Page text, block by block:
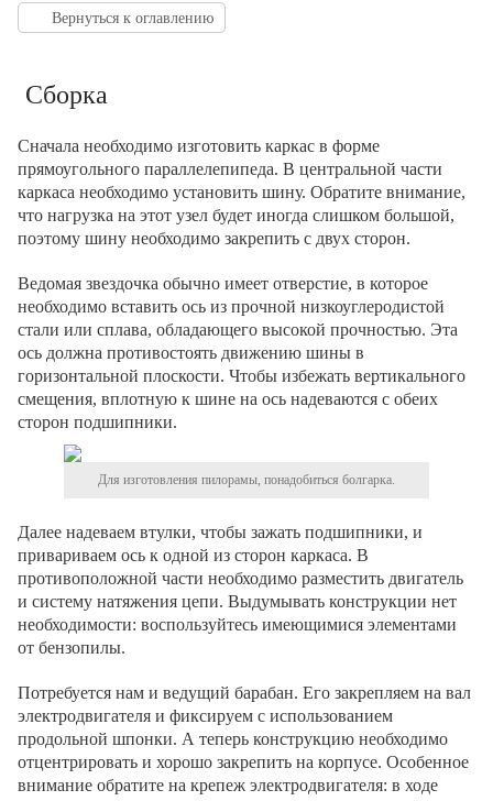
Вернуться к оглавлению
Сборка
Сначала необходимо изготовить каркас в форме
прямоугольного параллелепипеда. В центральной части
каркаса необходимо установить шину. Обратите внимание,
что нагрузка на этот узел будет иногда слишком большой,
поэтому шину необходимо закрепить с двух сторон.
Ведомая звездочка обычно имеет отверстие, в которое
необходимо вставить ось из прочной низкоуглеродистой
стали или сплава, обладающего высокой прочностью. Эта
ось должна противостоять движению шины в
горизонтальной плоскости. Чтобы избежать вертикального
смещения, вплотную к шине на ось надеваются с обеих
сторон подшипники.
Для изготовления пилорамы, понадобиться болгарка.
Далее надеваем втулки, чтобы зажать подшипники, и
привариваем ось к одной из сторон каркаса. В
противоположной части необходимо разместить двигатель
и систему натяжения цепи. Выдумывать конструкции нет
необходимости: воспользуйтесь имеющимися элементами
от бензопилы.
Потребуется нам и ведущий барабан. Его закрепляем на вал
электродвигателя и фиксируем с использованием
продольной шпонки. А теперь конструкцию необходимо
отцентрировать и хорошо закрепить на корпусе. Особенное
внимание обратите на крепеж электродвигателя: в ходе